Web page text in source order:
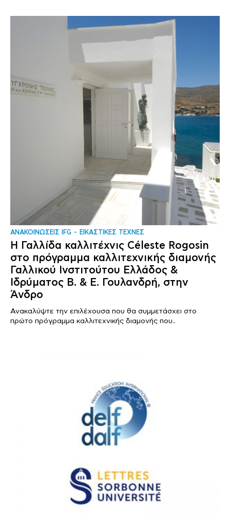
ΑΝΑΚΟΙΝΩΣΕΙΣ IFG ΕΙΚΑΣΤΙΚΕΣ ΤΕΧΝΕΣ
Η Γαλλίδα καλλιτέχνις Céleste Rogosin
στο πρόγραμμα καλλιτεχνικής διαμονής
Γαλλικού Ινστιτούτου Ελλάδος &
Ιδρύματος Β. & Ε. Γουλανδρή, στην
Άνδρο
Ανακαλύψτε την επιλέχουσα που θα συμμετάσχει στο
πρώτο πρόγραμμα καλλιτεχνικής διαμονής που..